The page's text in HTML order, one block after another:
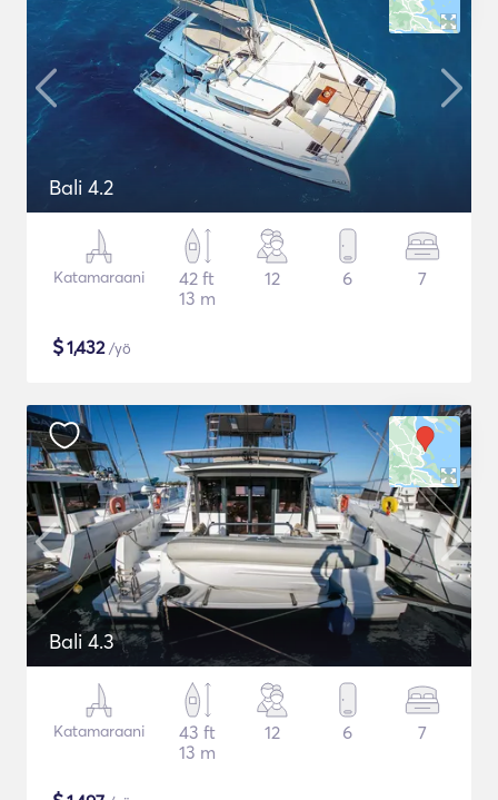
Bali 4.2
Katamaraani
42 ft
13 m
12 6 7
$1,432/yö
Bali 4.3
Katamaraani
43 ft
13 m
12 6 7